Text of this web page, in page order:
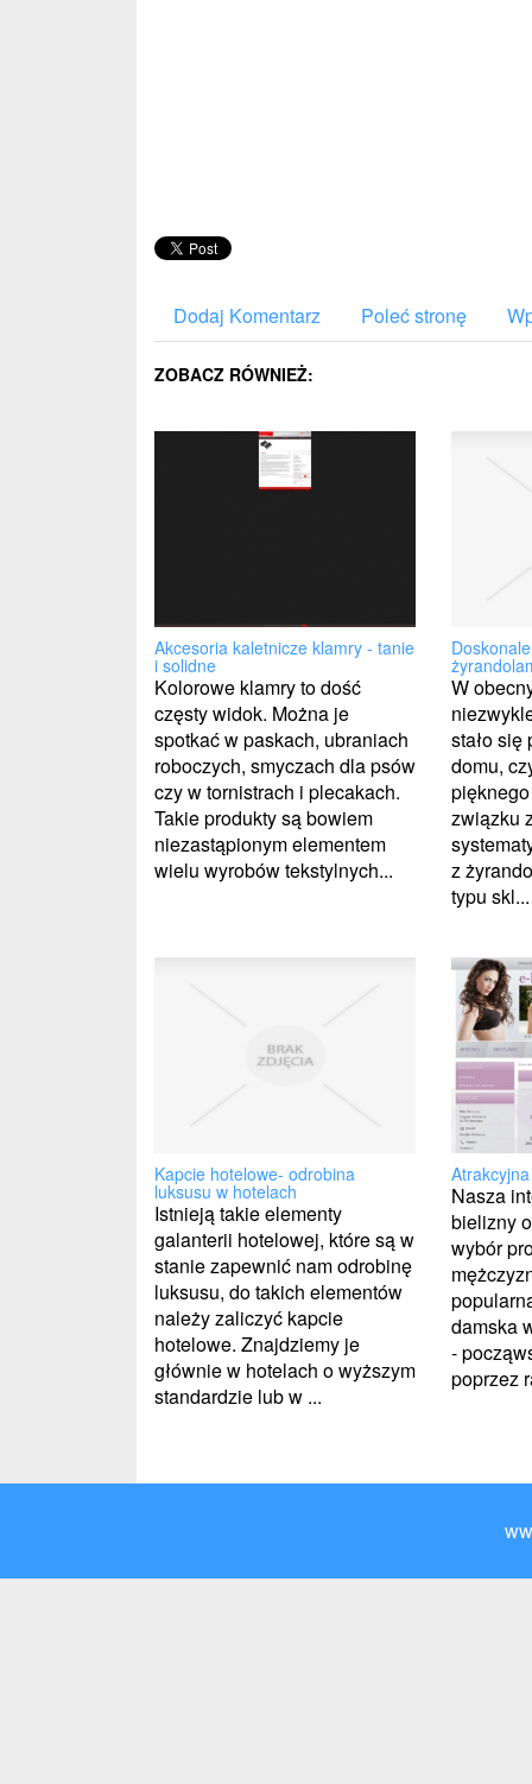
Dodaj Komentarz Poleć stronę
ZOBACZ RÓWNIEŻ:
Akcesoria kaletnicze klamry - tanie
i solidne
Kolorowe klamry to dość
częsty widok. Można je
spotkać w paskach, ubraniach
roboczych, smyczach dla psów
czy w tornistrach i plecakach.
Takie produkty są bowiem
niezastąpionym elementem
wielu wyrobów tekstylnych...
W
stało
domu,
związku
z
typu skl...
Kapcie hotelowe- odrobina
luksusu w hotelach
Istnieją takie elementy
galanterii hotelowej, które są w
stanie zapewnić nam odrobinę
luksusu, do takich elementów
należy zaliczyć kapcie
hotelowe. Znajdziemy je
głównie w hotelach o wyższym
standardzie lub w ...
Nasza
bielizny
wybór
damska
-
poprzez